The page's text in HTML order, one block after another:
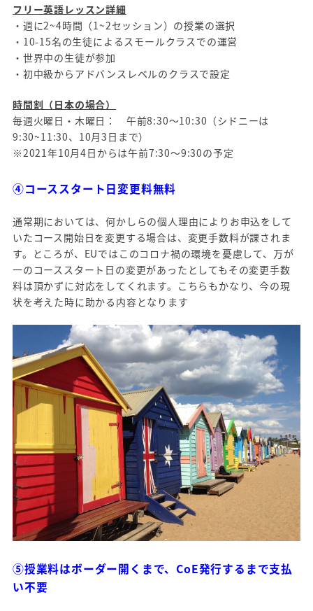
フリー英語レッスン詳細
・週に2~4時間（1~2セッション）の授業の選択
・10-15名の生徒によるスモールクラスでの運営
・世界中の生徒が参加
・初中級からアドバンスレベルのクラスで設定
時間割（日本の場合）
毎週火曜日・木曜日： 午前8:30～10:30（シドニーは
9:30~11:30、10月3日まで）
※2021年10月4日からは午前7:30～9:30の予定
④コーススタート日変更料無料
通常期においては、何かしらの個人理由によりお申込をして
いたコース開始日を変更する場合は、変更手数料が課されま
す。ところが、EUではこのコロナ禍の環境を憂慮して、万が
一のコーススタート日の変更があったとしてもその変更手数
料は頂かずに対応をしてくれます。こちらもかなり、今の現
状を考えた時に助かる内容となります
⑤授業料はボーダー開くまで、CoE発行するまで支払
い不要